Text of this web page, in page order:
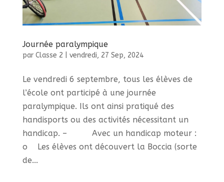
Journée paralympique
par Classe 2 vendredi, 27 Sep, 2024
Le vendredi 6 septembre, tous les élèves de
l’école ont participé à une journée
paralympique. Ils ont ainsi pratiqué des
handisports ou des activités nécessitant un
handicap. – Avec un handicap moteur :
o Les élèves ont découvert la Boccia (sorte
de...